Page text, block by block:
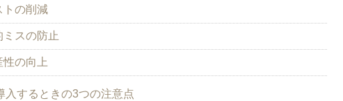
トの削減
ミスの防止
性の向上
入するときの3つの注意点